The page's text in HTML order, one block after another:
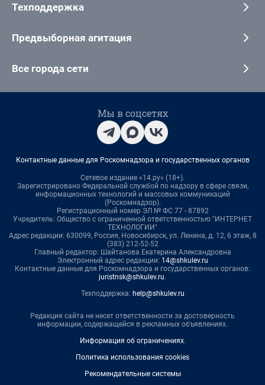
Техподдержка
Предвыборная агитация
Все города сети
Мы в соцсетях
Контактные данные для Роскомнадзора и государственных органов
Сетевое издание «14.ру» (18+).
Зарегистрировано Федеральной службой по надзору в сфере связи,
информационных технологий и массовых коммуникаций
(Роскомнадзор).
Регистрационный номер ЭЛ № ФС 77 - 87892
Учредитель: Общество с ограниченной ответственностью "ИНТЕРНЕТ
ТЕХНОЛОГИИ"
Адрес редакции: 630099, Россия, Новосибирск, ул. Ленина, д. 12, 6 этаж, 8
(383) 212-52-52
Главный редактор: Шайтанова Екатерина Александровна
Электронный адрес редакции: 14@shkulev.ru
Контактные данные для Роскомнадзора и государственных органов:
juristnsk@shkulev.ru.
Техподдержка: help@shkulev.ru
Редакция сайта не несет ответственности за достоверность
информации, содержащейся в рекламных объявлениях.
Информация об ограничениях.
Политика использования cookies
Рекомендательные системы